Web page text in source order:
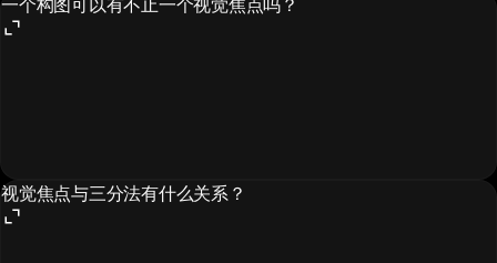
一个构图可以有不止一个视觉焦点吗？
视觉焦点与三分法有什么关系？